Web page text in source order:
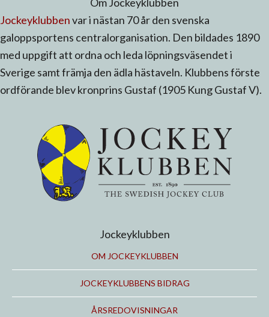
Jockeyklubbenvar i nästan 70 år den svenska
galoppsportens centralorganisation. Den bildades 1890
med uppgift att ordna och leda löpningsväsendet i
Sverige samt främja den ädla hästaveln. Klubbens förste
ordförande blev kronprins Gustaf (1905 Kung Gustaf V).
Jockeyklubben
OM JOCKEYKLUBBEN
JOCKEYKLUBBENS BIDRAG
ÅRSREDOVISNINGAR